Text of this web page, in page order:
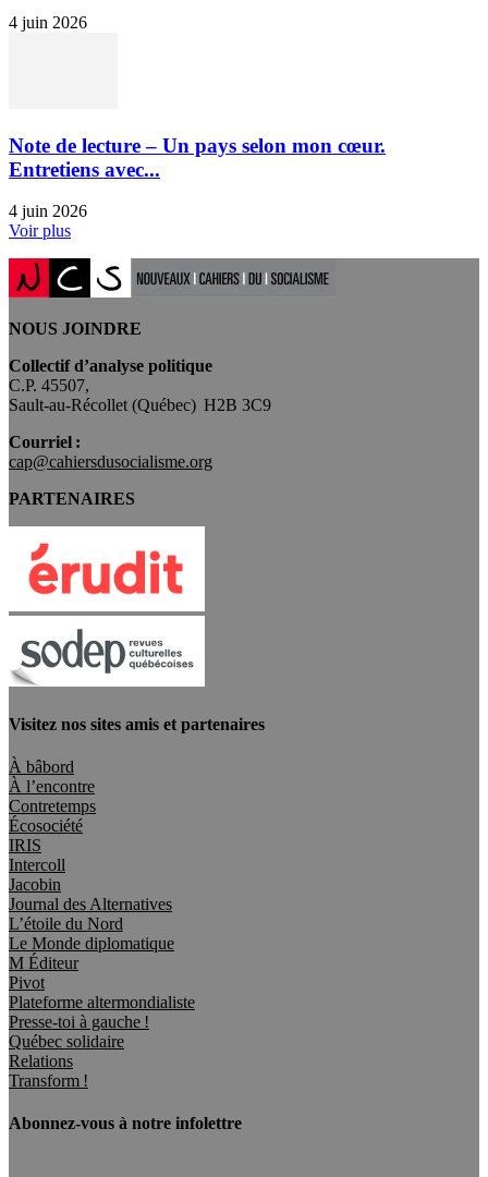
4 juin 2026
Note de lecture – Un pays selon mon cœur.
Entretiens avec...
4 juin 2026
Voir plus
NOUS JOINDRE
Collectif d’analyse politique
C.P. 45507,
Sault-au-Récollet (Québec) H2B 3C9
Courriel :
cap@cahiersdusocialisme.org
PARTENAIRES
Visitez nos sites amis et partenaires
À bâbord
À l’encontre
Contretemps
Écosociété
IRIS
Intercoll
Jacobin
Journal des Alternatives
L’étoile du Nord
Le Monde diplomatique
M Éditeur
Pivot
Plateforme altermondialiste
Presse-toi à gauche !
Québec solidaire
Relations
Transform !
Abonnez-vous à notre infolettre